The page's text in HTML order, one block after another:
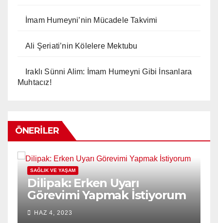
İmam Humeyni’nin Mücadele Takvimi
Ali Şeriati’nin Kölelere Mektubu
Iraklı Sünni Alim: İmam Humeyni Gibi İnsanlara
Muhtacız!
ÖNERILER
SAĞLIK VE YAŞAM
Dilipak: Erken Uyarı
Görevimi Yapmak İstiyorum
HAZ 4, 2023